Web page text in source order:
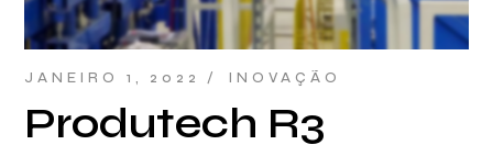
JANEIRO 1, 2022 INOVAÇÃO
Produtech R3